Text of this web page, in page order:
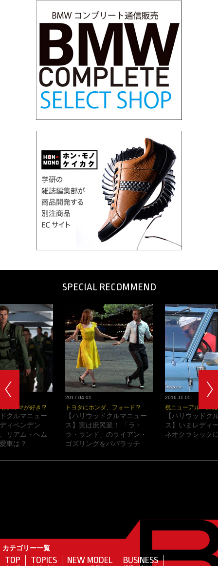
SPECIAL RECOMMEND
2017.04.01
トヨタにホンダ、フォード!?
【ハリウッドクルマニュー
ス】実は庶民派！ 「ラ・
ラ・ランド」のライアン・
ゴズリングをパパラッチ
2016.11.05
祝ニューアルバム
【ハリウッドク
ス】いまレディ
ネオクラシック
クルマが好き!?
クルマニュー
ィペンデン
リアム・へム
車は？
カテゴリー一覧
TOP TOPICS NEW MODEL BUSINESS